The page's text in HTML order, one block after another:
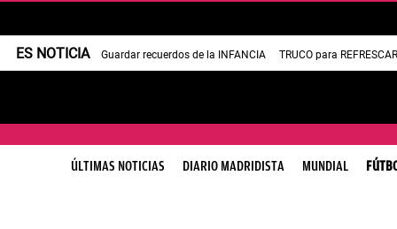
ES NOTICIA Guardar recuerdos de la INFANCIA TRUCO para
ÚLTIMAS NOTICIAS DIARIO MADRIDISTA MUNDIAL